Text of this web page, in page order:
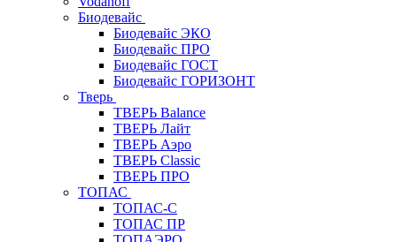
Биодевайс
Биодевайс ЭКО
Биодевайс ПРО
Биодевайс ГОСТ
Биодевайс ГОРИЗОНТ
Тверь
ТВЕРЬ Balance
ТВЕРЬ Лайт
ТВЕРЬ Аэро
ТВЕРЬ Classic
ТВЕРЬ ПРО
ТОПАС
ТОПАС-С
ТОПАС ПР